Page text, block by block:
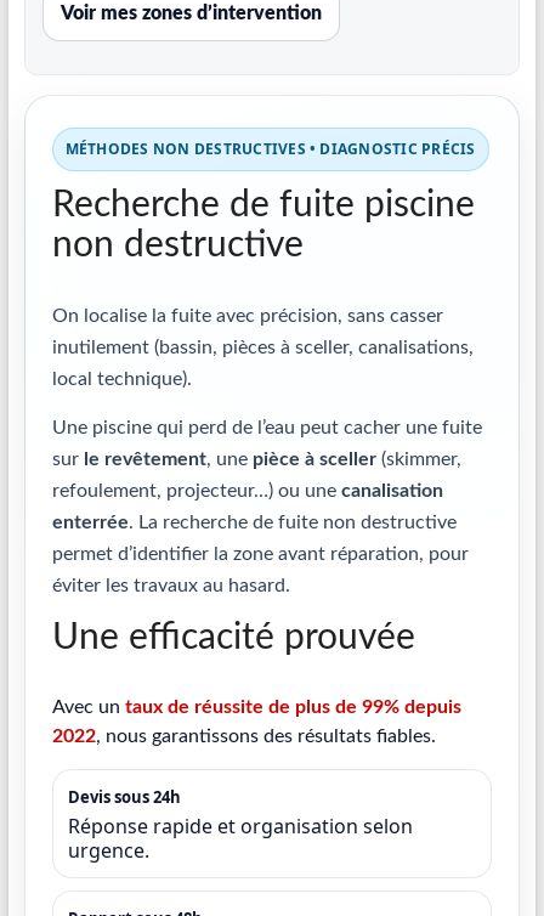
Voir mes zones d’intervention
MÉTHODES NON DESTRUCTIVES • DIAGNOSTIC PRÉCIS
Recherche de fuite piscine
non destructive
On localise la fuite avec précision, sans casser
inutilement (bassin, pièces à sceller, canalisations,
local technique).
Une piscine qui perd de l’eau peut cacher une fuite
sur le revêtement, une pièce à sceller(skimmer,
refoulement, projecteur…) ou une canalisation
enterrée. La recherche de fuite non destructive
permet d’identifier la zone avant réparation, pour
éviter les travaux au hasard.
Une efficacité prouvée
Avec un taux de réussite de plus de 99% depuis
2022, nous garantissons des résultats fiables.
Devis sous 24h
Réponse rapide et organisation selon
urgence.